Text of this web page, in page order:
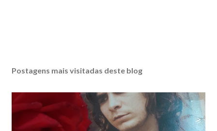
s
u
Postagens mais visitadas deste blog